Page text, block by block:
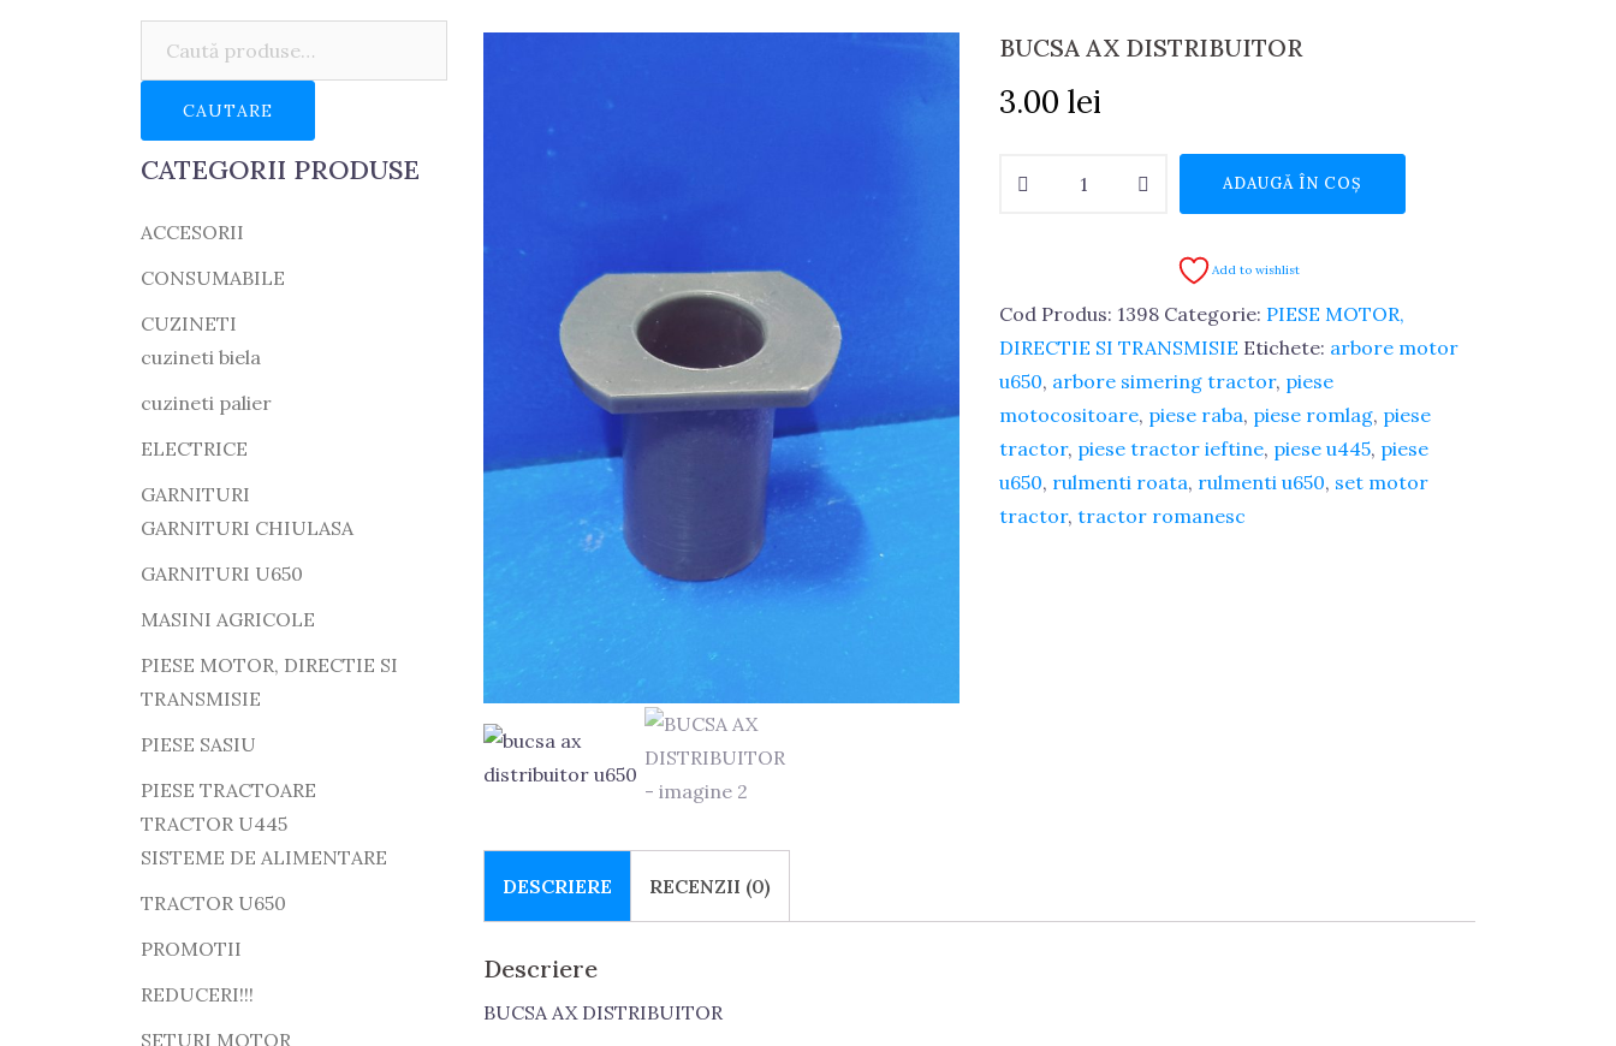
BUCSA AX DISTRIBUITOR
3.00 lei
ADAUGĂ ÎN COȘ
Add to wishlist
Cod Produs: 1398 Categorie: PIESE MOTOR,
DIRECTIE SI TRANSMISIE Etichete: arbore motor
u650, arbore simering tractor, piese
motocositoare, piese raba, piese romlag, piese
tractor, piese tractor ieftine, piese u445, piese
u650, rulmenti roata, rulmenti u650, set motor
tractor, tractor romanesc
DESCRIERE RECENZII (0)
Descriere
BUCSA AX DISTRIBUITOR
CAUTARE
CATEGORII PRODUSE
ACCESORII
CONSUMABILE
CUZINETI
cuzineti biela
cuzineti palier
ELECTRICE
GARNITURI
GARNITURI CHIULASA
GARNITURI U650
MASINI AGRICOLE
PIESE MOTOR, DIRECTIE SI
TRANSMISIE
PIESE SASIU
PIESE TRACTOARE
TRACTOR U445
SISTEME DE ALIMENTARE
TRACTOR U650
PROMOTII
REDUCERI!!!
SETURI MOTOR